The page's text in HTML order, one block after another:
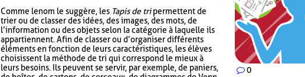
0
Comme le nom le suggère, les Tapis de tripermettent de
trier ou de classer des idées, des images, des mots, de
l’information ou des objets selon la catégorie à laquelle ils
appartiennent. Afin de classer ou d’organiser différents
éléments en fonction de leurs caractéristiques, les élèves
choisissent la méthode de tri qui correspond le mieux à
leurs besoins. Ils peuvent se servir, par exemple, de paniers,